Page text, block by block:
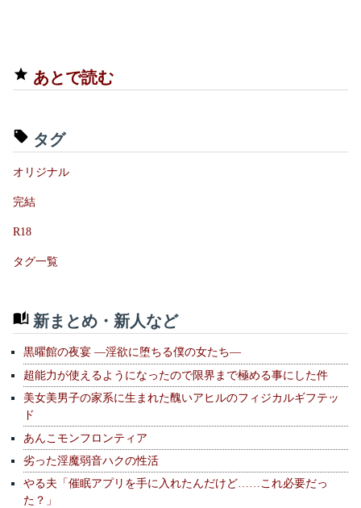
あとで読む
タグ
オリジナル
完結
R18
タグ一覧
新まとめ・新人など
黒曜館の夜宴 —淫欲に堕ちる僕の女たち—
超能力が使えるようになったので限界まで極める事にした件
美女美男子の家系に生まれた醜いアヒルのフィジカルギフテッ
ド
あんこモンフロンティア
劣った淫魔弱音ハクの性活
やる夫「催眠アプリを手に入れたんだけど……これ必要だっ
た？」